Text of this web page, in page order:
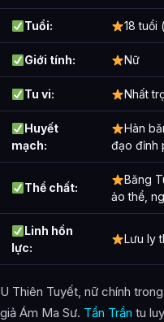
Tuổi: 18 tuổi
Giới tính: Nữ
Tu vi: Nhất
Huyết
mạch:
Hàn
đạo đỉnh
Thể chất:
Băng
ảo thể,
Linh hồn
lực:
Lưu ly
U Thiên Tuyết, nữ chính
giả Ám Ma Sư. Tần Trần tu